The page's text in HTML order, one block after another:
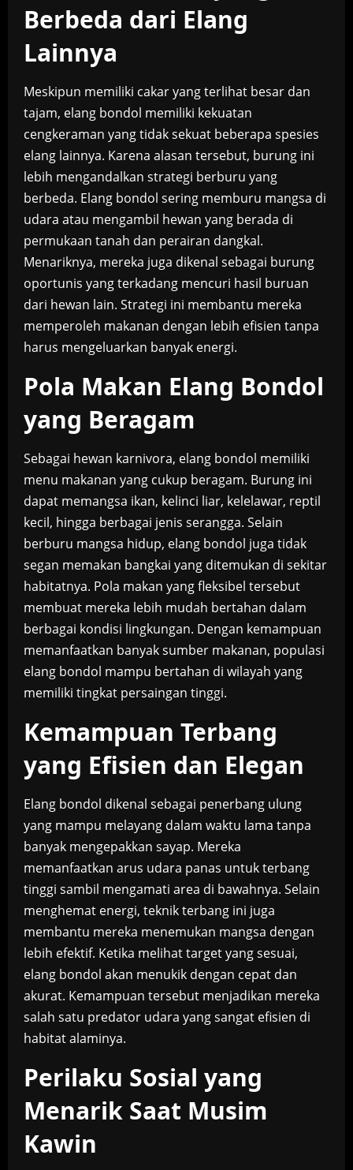
Berbeda dari Elang
Lainnya
Meskipun memiliki cakar yang terlihat besar dan
tajam, elang bondol memiliki kekuatan
cengkeraman yang tidak sekuat beberapa spesies
elang lainnya. Karena alasan tersebut, burung ini
lebih mengandalkan strategi berburu yang
berbeda. Elang bondol sering memburu mangsa di
udara atau mengambil hewan yang berada di
permukaan tanah dan perairan dangkal.
Menariknya, mereka juga dikenal sebagai burung
oportunis yang terkadang mencuri hasil buruan
dari hewan lain. Strategi ini membantu mereka
memperoleh makanan dengan lebih efisien tanpa
harus mengeluarkan banyak energi.
Pola Makan Elang Bondol
yang Beragam
Sebagai hewan karnivora, elang bondol memiliki
menu makanan yang cukup beragam. Burung ini
dapat memangsa ikan, kelinci liar, kelelawar, reptil
kecil, hingga berbagai jenis serangga. Selain
berburu mangsa hidup, elang bondol juga tidak
segan memakan bangkai yang ditemukan di sekitar
habitatnya. Pola makan yang fleksibel tersebut
membuat mereka lebih mudah bertahan dalam
berbagai kondisi lingkungan. Dengan kemampuan
memanfaatkan banyak sumber makanan, populasi
elang bondol mampu bertahan di wilayah yang
memiliki tingkat persaingan tinggi.
Kemampuan Terbang
yang Efisien dan Elegan
Elang bondol dikenal sebagai penerbang ulung
yang mampu melayang dalam waktu lama tanpa
banyak mengepakkan sayap. Mereka
memanfaatkan arus udara panas untuk terbang
tinggi sambil mengamati area di bawahnya. Selain
menghemat energi, teknik terbang ini juga
membantu mereka menemukan mangsa dengan
lebih efektif. Ketika melihat target yang sesuai,
elang bondol akan menukik dengan cepat dan
akurat. Kemampuan tersebut menjadikan mereka
salah satu predator udara yang sangat efisien di
habitat alaminya.
Perilaku Sosial yang
Menarik Saat Musim
Kawin